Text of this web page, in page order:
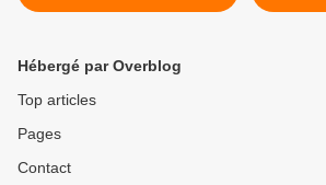
Hébergé par Overblog
Top articles
Pages
Contact